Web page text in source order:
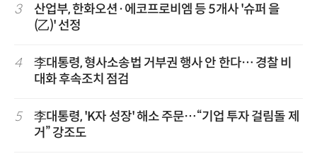
3
산업부, 한화오션·에코프로비엠 등 5개사 '슈퍼 을
(乙)' 선정
4
李대통령, 형사소송법 거부권 행사 안 한다… 경찰 비
대화 후속조치 점검
5
李대통령, 'K자 성장' 해소 주문…“기업 투자 걸림돌 제
거” 강조도